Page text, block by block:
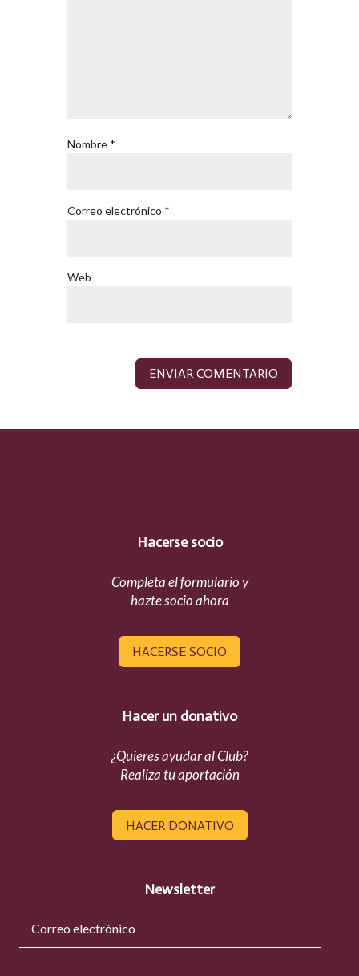
Nombre *
Correo electrónico *
Web
Hacerse socio
Completa el formulario y
hazte socio ahora
HACERSE SOCIO
Hacer un donativo
¿Quieres ayudar al Club?
Realiza tu aportación
HACER DONATIVO
Newsletter